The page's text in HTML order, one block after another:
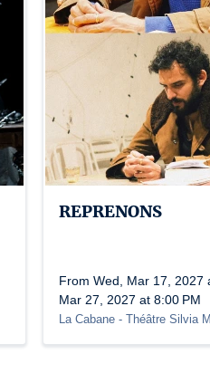
REPRENONS
From Wed, Mar 17, 2027
Mar 27, 2027 at 8:00 PM
La Cabane - Théâtre Silvia